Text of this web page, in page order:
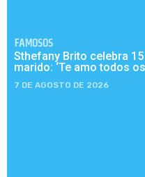
FAMOSOS
Sthefany Brito celebra
marido: ‘Te amo todos
7 DE AGOSTO DE 2026